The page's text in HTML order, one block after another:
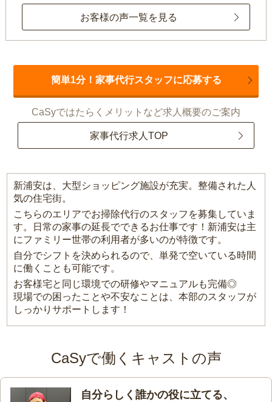
お客様の声一覧を見る
簡単1分！家事代行スタッフに応募する
CaSyではたらくメリットなど求人概要のご案内
家事代行求人TOP
新浦安は、大型ショッピング施設が充実。整備された人
気の住宅街。
こちらのエリアでお掃除代行のスタッフを募集していま
す。日常の家事の延長でできるお仕事です！新浦安は主
にファミリー世帯の利用者が多いのが特徴です。
自分でシフトを決められるので、単発で空いている時間
に働くことも可能です。
お客様宅と同じ環境での研修やマニュアルも完備◎
現場での困ったことや不安なことは、本部のスタッフが
しっかりサポートします！
CaSyで働くキャストの声
自分らしく誰かの役に立てる、